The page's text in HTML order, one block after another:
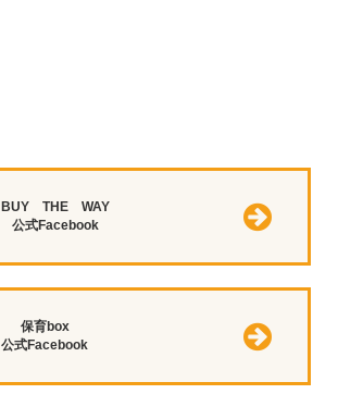
BUY THE WAY
公式Facebook
保育box
公式Facebook